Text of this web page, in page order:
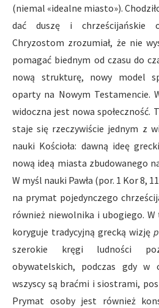
(niemal «idealne miasto»).
dać duszę i chrześcijańskie
Chryzostom zrozumiał, że nie
pomagać biednym od czasu do
nową strukturę, nowy model
oparty na Nowym Testamencie.
widoczna jest nowa społeczność.
staje się rzeczywiście jednym z
nauki Kościoła: dawną ideę
nową ideą miasta zbudowanego
W myśl nauki Pawła (por. 1 Kor 8,
na prymat pojedynczego
również niewolnika i ubogiego.
koryguje tradycyjną grecką wizję
szerokie kręgi ludności
obywatelskich, podczas gdy w
wszyscy są braćmi i siostrami,
Prymat osoby jest również